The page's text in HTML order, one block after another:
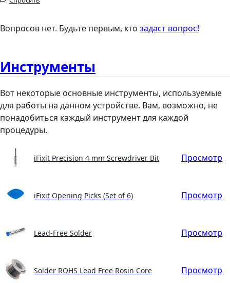
Вопросов нет. Будьте первым, кто задаст вопрос!
Инструменты
Вот некоторые основные инструменты, используемые
для работы на данном устройстве. Вам, возможно, не
понадобиться каждый инструмент для каждой
процедуры.
iFixit Precision 4 mm Screwdriver Bit Просмотр
iFixit Opening Picks (Set of 6) Просмотр
Lead-Free Solder Просмотр
Solder ROHS Lead Free Rosin Core Просмотр